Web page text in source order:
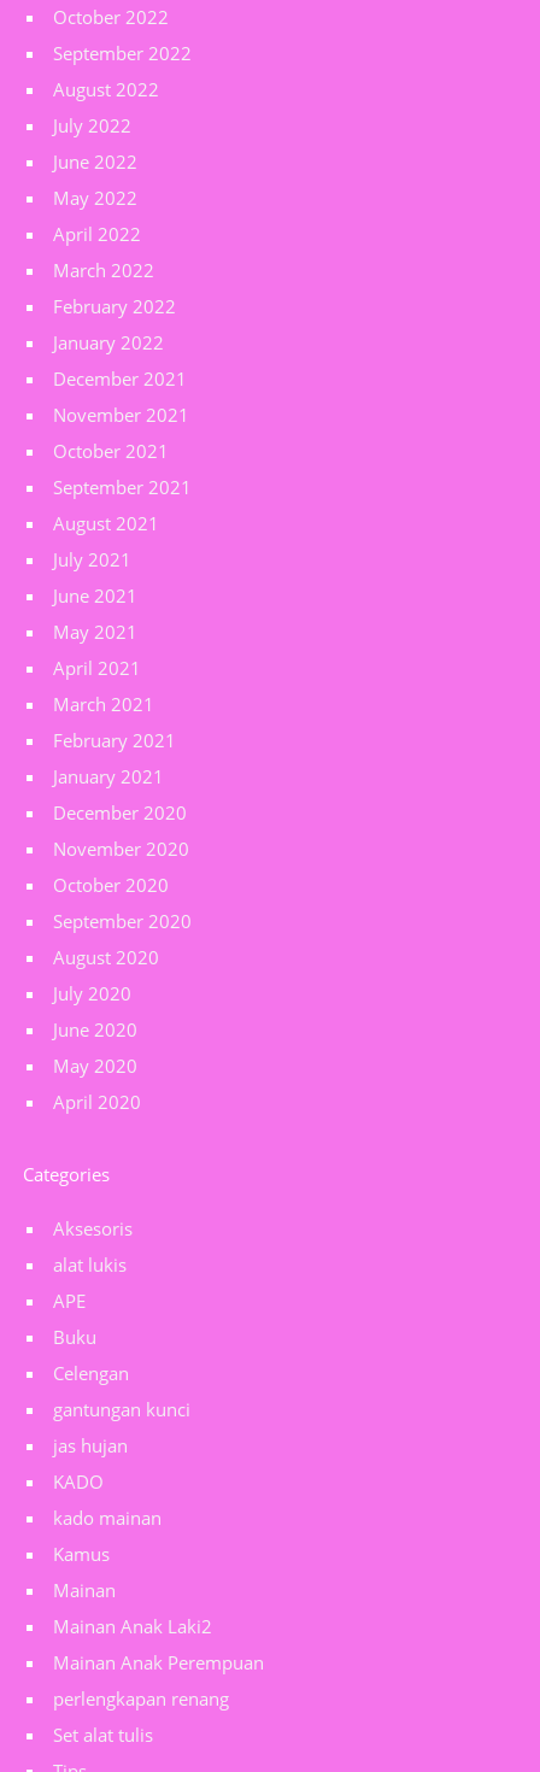
October 2022
September 2022
August 2022
July 2022
June 2022
May 2022
April 2022
March 2022
February 2022
January 2022
December 2021
November 2021
October 2021
September 2021
August 2021
July 2021
June 2021
May 2021
April 2021
March 2021
February 2021
January 2021
December 2020
November 2020
October 2020
September 2020
August 2020
July 2020
June 2020
May 2020
April 2020
Categories
Aksesoris
alat lukis
APE
Buku
Celengan
gantungan kunci
jas hujan
KADO
kado mainan
Kamus
Mainan
Mainan Anak Laki2
Mainan Anak Perempuan
perlengkapan renang
Set alat tulis